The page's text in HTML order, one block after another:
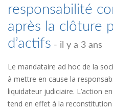
responsabilité
après la clôture
d’actifs - il y a 3 ans
Le mandataire ad hoc de la
à mettre en cause la
liquidateur judiciaire. L’action
tend en effet à la